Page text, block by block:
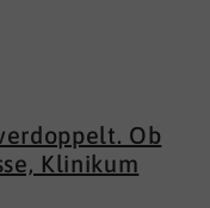
Ob
Klinikum